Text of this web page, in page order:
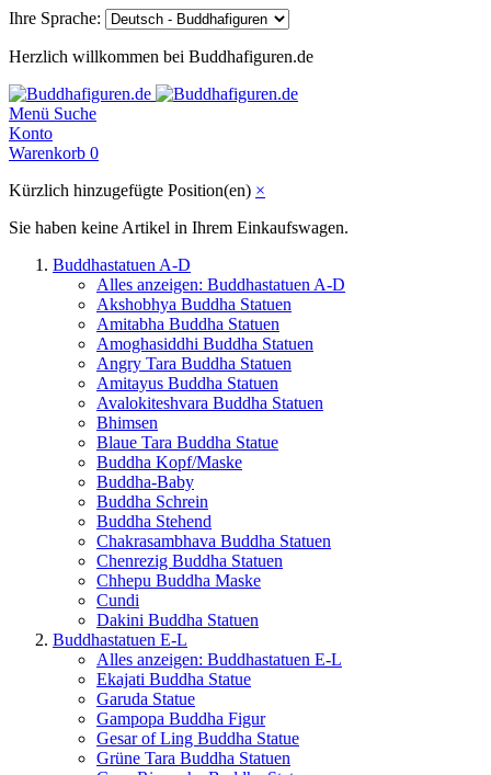
Ihre Sprache:
Herzlich willkommen bei Buddhafiguren.de
Menü Suche
Konto
Warenkorb 0
Kürzlich hinzugefügte Position(en) ×
Sie haben keine Artikel in Ihrem Einkaufswagen.
Buddhastatuen A-D
Alles anzeigen: Buddhastatuen A-D
Akshobhya Buddha Statuen
Amitabha Buddha Statuen
Amoghasiddhi Buddha Statuen
Angry Tara Buddha Statuen
Amitayus Buddha Statuen
Avalokiteshvara Buddha Statuen
Bhimsen
Blaue Tara Buddha Statue
Buddha Kopf/Maske
Buddha-Baby
Buddha Schrein
Buddha Stehend
Chakrasambhava Buddha Statuen
Chenrezig Buddha Statuen
Chhepu Buddha Maske
Cundi
Dakini Buddha Statuen
Buddhastatuen E-L
Alles anzeigen: Buddhastatuen E-L
Ekajati Buddha Statue
Garuda Statue
Gampopa Buddha Figur
Gesar of Ling Buddha Statue
Grüne Tara Buddha Statuen